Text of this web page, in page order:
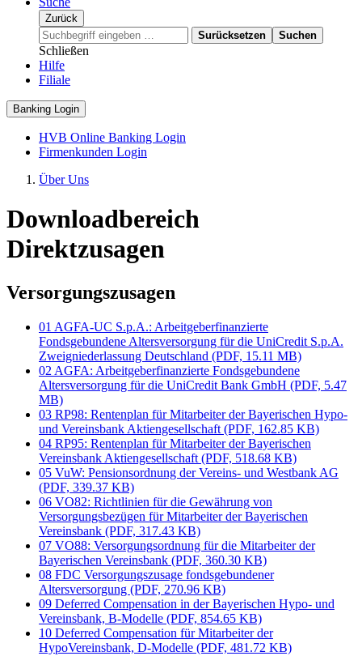
Zurück
Surücksetzen
Suchen
Schließen
Hilfe
Filiale
Banking Login
HVB Online Banking Login
Firmenkunden Login
Über Uns
Downloadbereich
Direktzusagen
Versorgungszusagen
01 AGFA-UC S.p.A.: Arbeitgeberfinanzierte
Fondsgebundene Altersversorgung für die UniCredit S.p.A.
Zweigniederlassung Deutschland (PDF, 15.11 MB)
02 AGFA: Arbeitgeberfinanzierte Fondsgebundene
Altersversorgung für die UniCredit Bank GmbH (PDF, 5.47
MB)
03 RP98: Rentenplan für Mitarbeiter der Bayerischen Hypo-
und Vereinsbank Aktiengesellschaft (PDF, 162.85 KB)
04 RP95: Rentenplan für Mitarbeiter der Bayerischen
Vereinsbank Aktiengesellschaft (PDF, 518.68 KB)
05 VuW: Pensionsordnung der Vereins- und Westbank AG
(PDF, 339.37 KB)
06 VO82: Richtlinien für die Gewährung von
Versorgungsbezügen für Mitarbeiter der Bayerischen
Vereinsbank (PDF, 317.43 KB)
07 VO88: Versorgungsordnung für die Mitarbeiter der
Bayerischen Vereinsbank (PDF, 360.30 KB)
08 FDC Versorgungszusage fondsgebundener
Altersversorgung (PDF, 270.96 KB)
09 Deferred Compensation in der Bayerischen Hypo- und
Vereinsbank, B-Modelle (PDF, 854.65 KB)
10 Deferred Compensation für Mitarbeiter der
HypoVereinsbank, D-Modelle (PDF, 481.72 KB)